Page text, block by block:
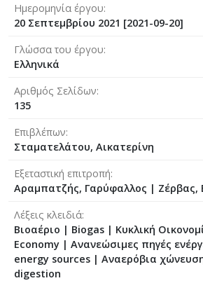
Ημερομηνία έργου
20 Σεπτεμβρίου 2021 [2021-09-20]
Γλώσσα του έργου
Ελληνικά
Αριθμός Σελίδων
135
Επιβλέπων
Σταματελάτου, Αικατερίνη
Εξεταστική επιτροπή
Αραμπατζής, Γαρύφαλλος | Ζέρβας,
Λέξεις κλειδιά
Βιοαέριο | Biogas | Κυκλική
Economy | Ανανεώσιμες πηγές
energy sources | Αναερόβια
digestion